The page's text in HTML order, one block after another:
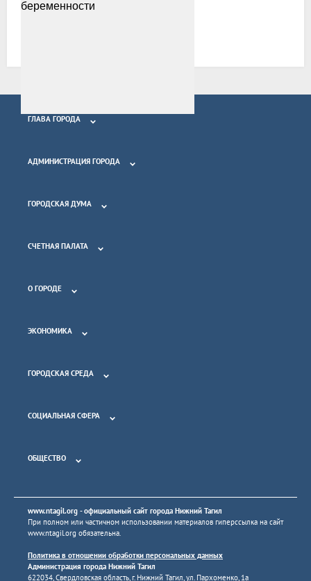
Возврат к списку
ГЛАВА ГОРОДА
АДМИНИСТРАЦИЯ ГОРОДА
ГОРОДСКАЯ ДУМА
СЧЕТНАЯ ПАЛАТА
О ГОРОДЕ
ЭКОНОМИКА
ГОРОДСКАЯ СРЕДА
СОЦИАЛЬНАЯ СФЕРА
ОБЩЕСТВО
www.ntagil.org - официальный сайт города Нижний Тагил
При полном или частичном использовании материалов гиперссылка на сайт
www.ntagil.org обязательна.
Политика в отношении обработки персональных данных
Администрация города Нижний Тагил
622034, Свердловская область, г. Нижний Тагил, ул. Пархоменко, 1а